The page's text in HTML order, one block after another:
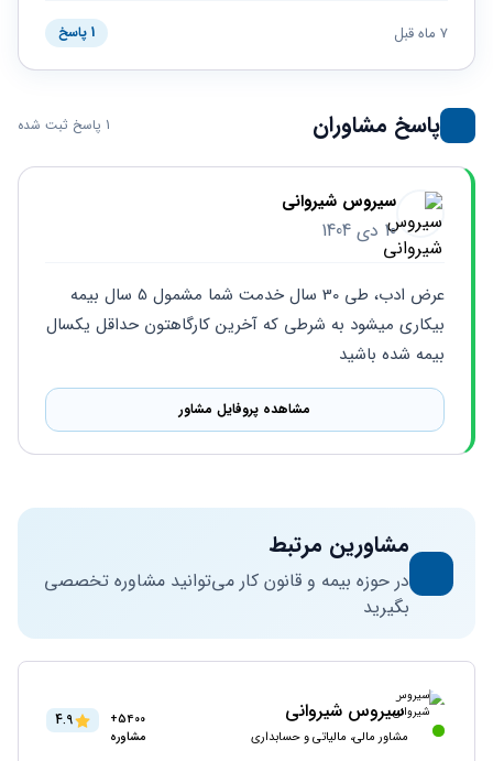
طلاق
حقوقی
خانواده
حقوقی
کسب
و کار
سئو و
سایت
شرکت
7 ماه قبل 1 پاسخ
پاسخ مشاوران 1 پاسخ ثبت شده
سیروس شیروانی
10 دی 1404
بیمه شده باشید
مشاهده پروفایل مشاور
مشاورین مرتبط
در حوزه بیمه و قانون کار می‌توانید مشاوره تخصصی
بگیرید
سیروس شیروانی
مشاور مالی، مالیاتی و حسابداری
5400+
مشاوره
4.9